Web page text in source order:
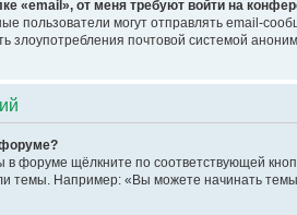
«email», от меня требуют войти на
пользователи могут отправлять email-
злоупотребления почтовой системой
в форуме щёлкните по соответствующей
темы. Например: «Вы можете начинать